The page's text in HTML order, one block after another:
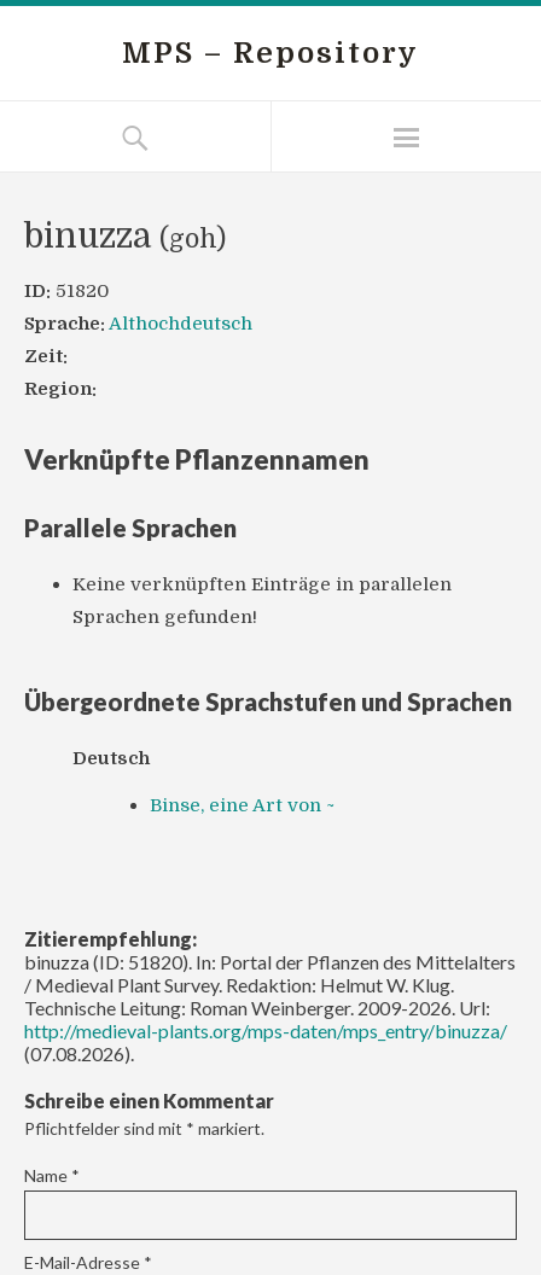
MPS – Repository
binuzza (goh)
ID: 51820
Sprache: Althochdeutsch
Zeit:
Region:
Verknüpfte Pflanzennamen
Parallele Sprachen
Keine verknüpften Einträge in parallelen
Sprachen gefunden!
Übergeordnete Sprachstufen und Sprachen
Deutsch
Binse, eine Art von ~
Zitierempfehlung:
binuzza (ID: 51820). In: Portal der Pflanzen des Mittelalters
/ Medieval Plant Survey. Redaktion: Helmut W. Klug.
Technische Leitung: Roman Weinberger. 2009-2026. Url:
http://medieval-plants.org/mps-daten/mps_entry/binuzza/
(07.08.2026).
Schreibe einen Kommentar
Pflichtfelder sind mit * markiert.
Name *
E-Mail-Adresse *